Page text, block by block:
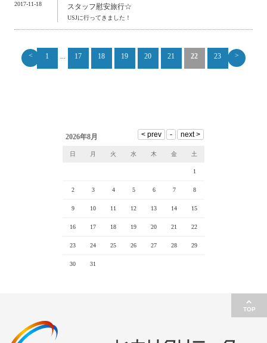
2017-11-18 スタッフ慰安旅行☆
USJに行ってきました！
< 1 ... 17 18 19 20 21 22 23 >
2026年8月
日 月 火 水 木 金 土
1
2 3 4 5 6 7 8
9 10 11 12 13 14 15
16 17 18 19 20 21 22
23 24 25 26 27 28 29
30 31
TOP